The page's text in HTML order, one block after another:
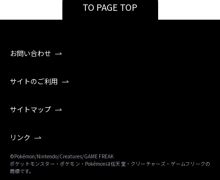
TO PAGE TOP
お問い合わせ
サイトのご利用
サイトマップ
リンク
©Pokémon/Nintendo/Creatures/GAME FREAK
ポケットモンスター・ポケモン・Pokémonは任天堂・クリーチャーズ・ゲームフリークの
商標です。